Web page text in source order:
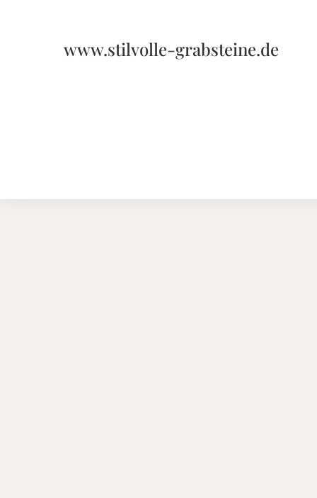
www.stilvolle-grabsteine.de